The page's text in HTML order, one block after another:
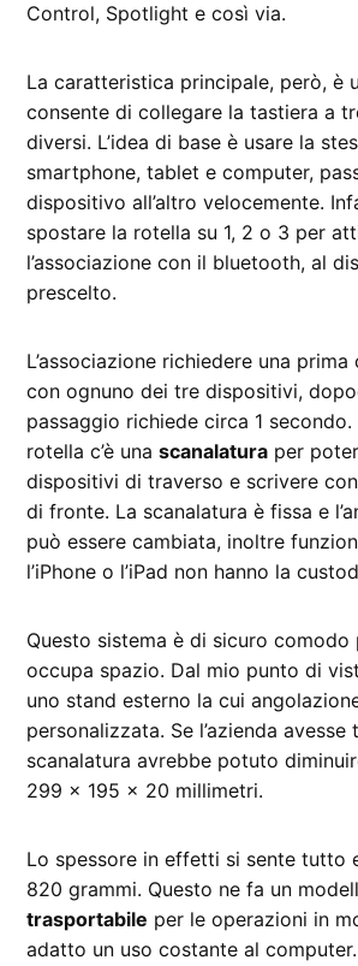
Control, Spotlight e così via.
La caratteristica principale, però, è
consente di collegare la tastiera a
diversi. L’idea di base è usare la
smartphone, tablet e computer,
dispositivo all’altro velocemente.
spostare la rotella su 1, 2 o 3 per
l’associazione con il bluetooth, al
prescelto.
L’associazione richiedere una
con ognuno dei tre dispositivi,
passaggio richiede circa 1
rotella c’è unascanalatura per
dispositivi di traverso e scrivere
di fronte. La scanalatura è fissa e
può essere cambiata, inoltre
l’iPhone o l’iPad non hanno la
Questo sistema è di sicuro comodo
occupa spazio. Dal mio punto di
uno stand esterno la cui
personalizzata. Se l’azienda avesse
scanalatura avrebbe potuto
299 x 195 x 20 millimetri.
Lo spessore in effetti si sente tutto
820 grammi. Questo ne fa un
trasportabile per le operazioni in
adatto un uso costante al